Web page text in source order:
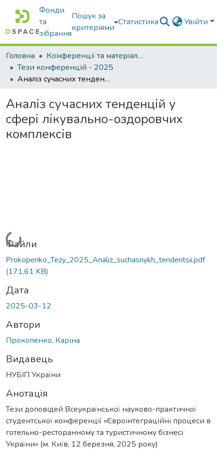
Фонди
та
зібрання
Пошук за
критеріями
Статистика Увійти
Головна
Конференції та матеріали конференцій
Тези конференцій - 2025
Аналіз сучасних тенденцій у сфері лікувально-оздоровчих комплексів
Аналіз сучасних тенденцій у
сфері лікувально-оздоровчих
комплексів
Вантажиться...
Файли
Prokopenko_Tezy_2025_Analiz_suchasnykh_tendentsii.pdf
(171,61 KB)
Дата
2025-03-12
Автори
Прокопенко, Каріна
Видавець
НУБІП України
Анотація
Тези доповідей Всеукраїнської науково-практичної
студентської конференції «Євроінтеграційні процеси в
готельно-ресторанному та туристичному бізнесі
України» (м. Київ, 12 березня, 2025 року)